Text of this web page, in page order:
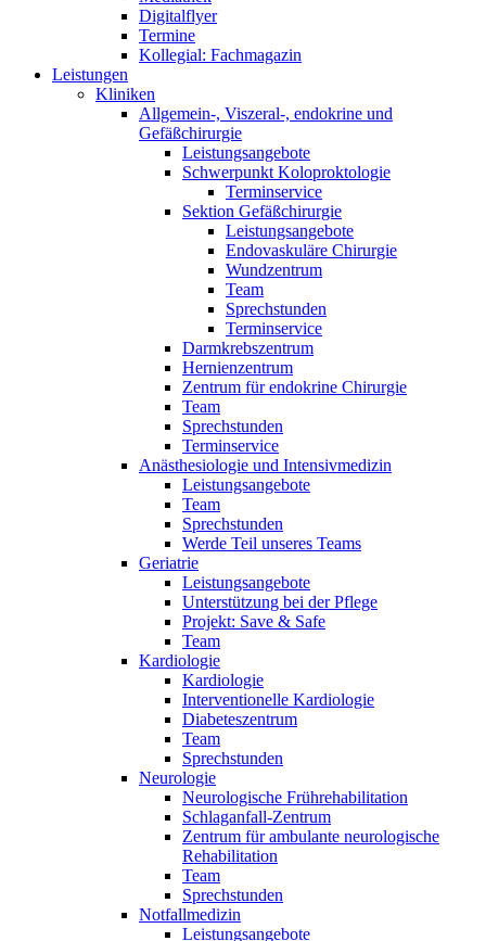
Digitalflyer
Termine
Kollegial: Fachmagazin
Leistungen
Kliniken
Allgemein-, Viszeral-, endokrine und
Gefäßchirurgie
Leistungsangebote
Schwerpunkt Koloproktologie
Terminservice
Sektion Gefäßchirurgie
Leistungsangebote
Endovaskuläre Chirurgie
Wundzentrum
Team
Sprechstunden
Terminservice
Darmkrebszentrum
Hernienzentrum
Zentrum für endokrine Chirurgie
Team
Sprechstunden
Terminservice
Anästhesiologie und Intensivmedizin
Leistungsangebote
Team
Sprechstunden
Werde Teil unseres Teams
Geriatrie
Leistungsangebote
Unterstützung bei der Pflege
Projekt: Save & Safe
Team
Kardiologie
Kardiologie
Interventionelle Kardiologie
Diabeteszentrum
Team
Sprechstunden
Neurologie
Neurologische Frührehabilitation
Schlaganfall-Zentrum
Zentrum für ambulante neurologische
Rehabilitation
Team
Sprechstunden
Notfallmedizin
Leistungsangebote